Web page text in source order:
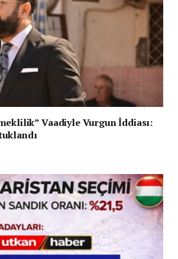
Vaadiyle Vurgun İddiası: